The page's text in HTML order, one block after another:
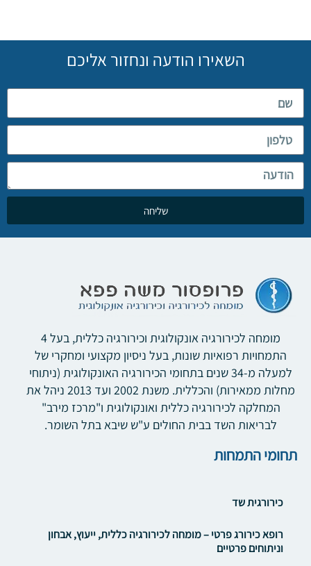
השאירו הודעה ונחזור אליכם
שליחה
מומחה לכירורגיה אונקולוגית וכירורגיה כללית, בעל 4
התמחויות רפואיות שונות, בעל ניסיון מקצועי ומחקרי של
למעלה מ-34 שנים בתחומי הכירורגיה האונקולוגית (ניתוחי
מחלות ממאירות) והכללית. משנת 2002 ועד 2013 ניהל את
המחלקה לכירורגיה כללית ואונקולוגית ו"מרכז מירב"
לבריאות השד בבית החולים ע"ש שיבא בתל השומר.
תחומי התמחות
כירורגית שד
רופא כירורג פרטי – מומחה לכירורגיה כללית, ייעוץ, אבחון
וניתוחים פרטיים